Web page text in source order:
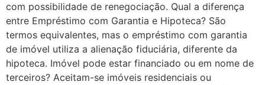
com possibilidade de renegociação. Qual a diferença
entre Empréstimo com Garantia e Hipoteca? São
termos equivalentes, mas o empréstimo com garantia
de imóvel utiliza a alienação fiduciária, diferente da
hipoteca. Imóvel pode estar financiado ou em nome de
terceiros? Aceitam-se imóveis residenciais ou